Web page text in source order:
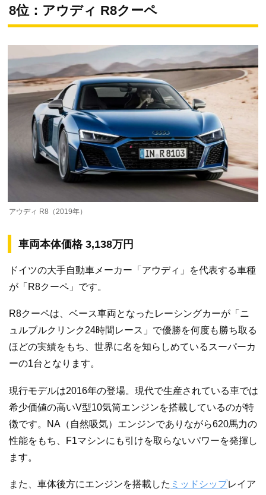
8位：アウディ R8クーペ
アウディ R8（2019年）
車両本体価格 3,138万円
ドイツの大手自動車メーカー「アウディ」を代表する車種
が「R8クーペ」です。
R8クーペは、ベース車両となったレーシングカーが「ニ
ュルブルクリンク24時間レース」で優勝を何度も勝ち取る
ほどの実績をもち、世界に名を知らしめているスーパーカ
ーの1台となります。
現行モデルは2016年の登場。現代で生産されている車では
希少価値の高いV型10気筒エンジンを搭載しているのが特
徴です。NA（自然吸気）エンジンでありながら620馬力の
性能をもち、F1マシンにも引けを取らないパワーを発揮し
ます。
また、車体後方にエンジンを搭載した ミッドシップレイア